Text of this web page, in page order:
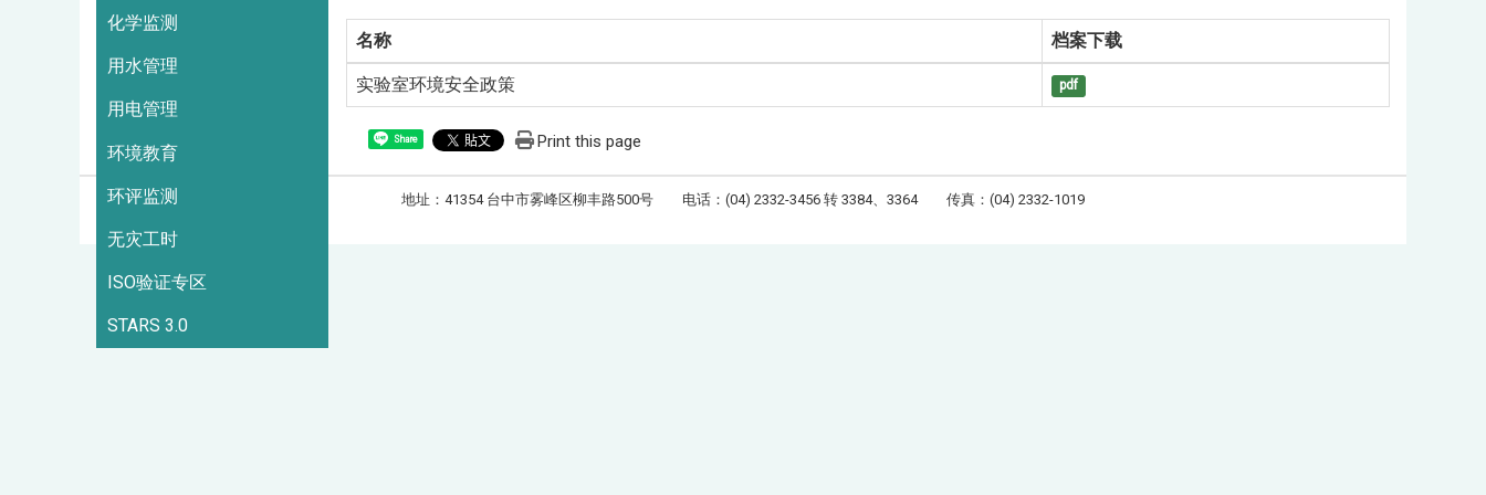
化学监测
用水管理
用电管理
环境教育
环评监测
无灾工时
ISO验证专区
STARS 3.0
名称 档案下载
实验室环境安全政策 pdf
Share Print this page
地址：41354 台中市雾峰区柳丰路500号 电话：(04) 2332-3456 转 3384、3364 传真：(04) 2332-1019